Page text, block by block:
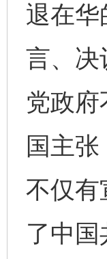
退在华
言、决
党政
国主
不仅有
了中